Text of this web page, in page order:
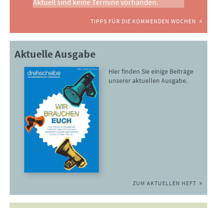
Aktuell sind keine Termine vorhanden.
TIPPS FÜR DIE KOMMENDEN WOCHEN
Aktuelle Ausgabe
Hier finden Sie einige Beiträge
unserer aktuellen Ausgabe.
ZUM AKTUELLEN HEFT